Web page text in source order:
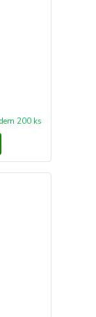
200 ks